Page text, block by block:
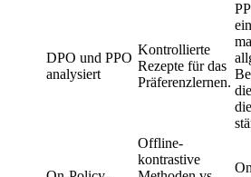
DPO und PPO
analysiert
Kontrollierte
Rezepte für das
Präferenzlernen.
Offline-
kontrastive